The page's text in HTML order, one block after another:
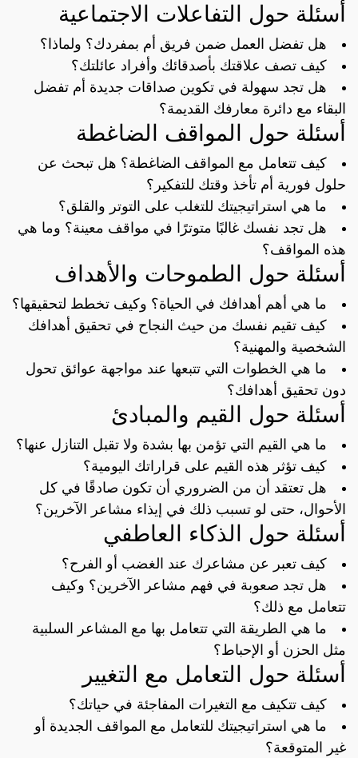
أسئلة حول التفاعلات الاجتماعية
هل تفضل العمل ضمن فريق أم بمفردك؟ ولماذا؟
كيف تصف علاقتك بأصدقائك وأفراد عائلتك؟
هل تجد سهولة في تكوين صداقات جديدة أم تفضل
البقاء مع دائرة معارفك القديمة؟
أسئلة حول المواقف الضاغطة
كيف تتعامل مع المواقف الضاغطة؟ هل تبحث عن
حلول فورية أم تأخذ وقتك للتفكير؟
ما هي استراتيجيتك للتغلب على التوتر والقلق؟
هل تجد نفسك غالبًا متوترًا في مواقف معينة؟ وما هي
هذه المواقف؟
أسئلة حول الطموحات والأهداف
ما هي أهم أهدافك في الحياة؟ وكيف تخطط لتحقيقها؟
كيف تقيم نفسك من حيث النجاح في تحقيق أهدافك
الشخصية والمهنية؟
ما هي الخطوات التي تتبعها عند مواجهة عوائق تحول
دون تحقيق أهدافك؟
أسئلة حول القيم والمبادئ
ما هي القيم التي تؤمن بها بشدة ولا تقبل التنازل عنها؟
كيف تؤثر هذه القيم على قراراتك اليومية؟
هل تعتقد أن من الضروري أن تكون صادقًا في كل
الأحوال، حتى لو تسبب ذلك في إيذاء مشاعر الآخرين؟
أسئلة حول الذكاء العاطفي
كيف تعبر عن مشاعرك عند الغضب أو الفرح؟
هل تجد صعوبة في فهم مشاعر الآخرين؟ وكيف
تتعامل مع ذلك؟
ما هي الطريقة التي تتعامل بها مع المشاعر السلبية
مثل الحزن أو الإحباط؟
أسئلة حول التعامل مع التغيير
كيف تتكيف مع التغيرات المفاجئة في حياتك؟
ما هي استراتيجيتك للتعامل مع المواقف الجديدة أو
غير المتوقعة؟